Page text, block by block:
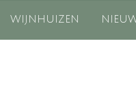
WIJNHUIZEN